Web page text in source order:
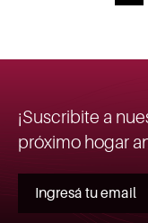
¡Suscribite a
próximo hogar